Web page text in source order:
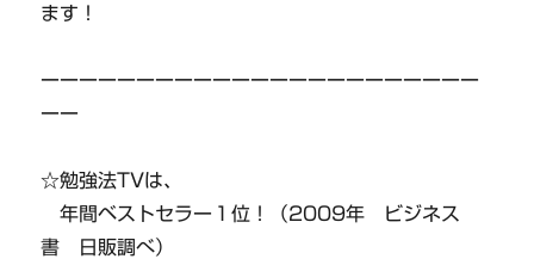
ます！
ーーーーーーーーーーーーーーーーーーーーーーー
ーー
☆勉強法TVは、
年間ベストセラー１位！（2009年 ビジネス
書 日販調べ）